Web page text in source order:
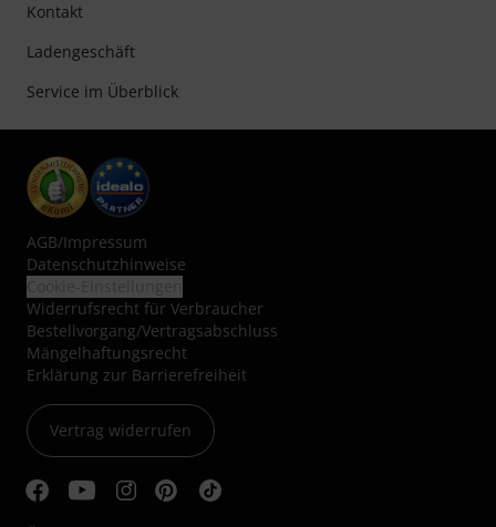
Kontakt
Ladengeschäft
Service im Überblick
AGB/Impressum
Datenschutzhinweise
Widerrufsrecht für Verbraucher
Bestellvorgang/Vertragsabschluss
Mängelhaftungsrecht
Erklärung zur Barrierefreiheit
Vertrag widerrufen